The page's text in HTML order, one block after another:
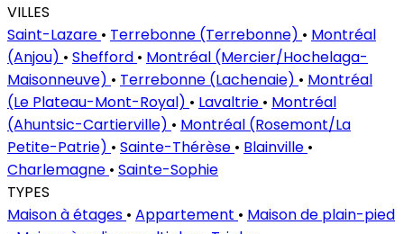
VILLES
Saint-Lazare • Terrebonne (Terrebonne) • Montréal
(Anjou) • Shefford • Montréal (Mercier/Hochelaga-
Maisonneuve) • Terrebonne (Lachenaie) • Montréal
(Le Plateau-Mont-Royal) • Lavaltrie • Montréal
(Ahuntsic-Cartierville) • Montréal (Rosemont/La
Petite-Patrie) • Sainte-Thérèse • Blainville •
Charlemagne • Sainte-Sophie
TYPES
Maison à étages • Appartement • Maison de plain-pied